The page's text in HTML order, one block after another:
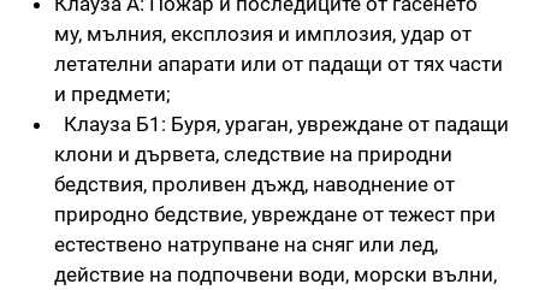
му, мълния, експлозия и имплозия, удар от
летателни апарати или от падащи от тях части
и предмети;
Клауза Б1: Буря, ураган, увреждане от падащи
клони и дървета, следствие на природни
бедствия, проливен дъжд, наводнение от
природно бедствие, увреждане от тежест при
естествено натрупване на сняг или лед,
действие на подпочвени води, морски вълни,